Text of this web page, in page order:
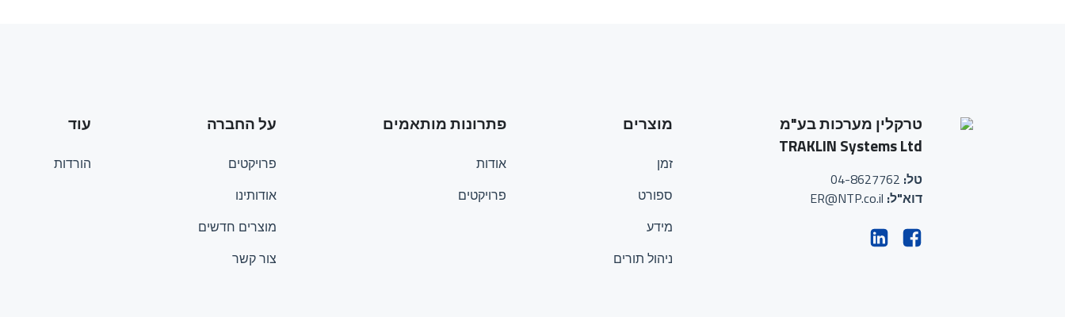
טרקלין מערכות בע"מ
TRAKLIN Systems Ltd
טל: 04-8627762
דוא"ל: ER@NTP.co.il
מוצרים
זמן
ספורט
מידע
ניהול תורים
פתרונות מותאמים
אודות
פרויקטים
על החברה
פרויקטים
אודותינו
מוצרים חדשים
צור קשר
עוד
הורדות